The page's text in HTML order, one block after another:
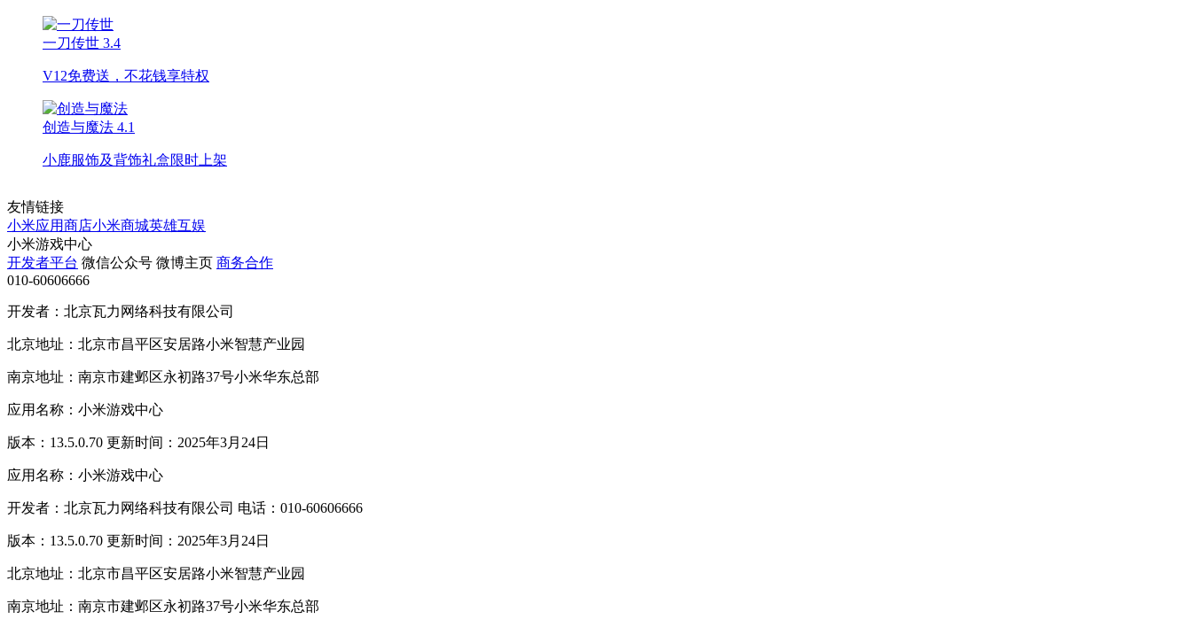
一刀传世 3.4
V12免费送，不花钱享特权
创造与魔法 4.1
小鹿服饰及背饰礼盒限时上架
友情链接
小米应用商店小米商城英雄互娱
小米游戏中心
开发者平台 微信公众号 微博主页 商务合作
010-60606666
开发者：北京瓦力网络科技有限公司
北京地址：北京市昌平区安居路小米智慧产业园
南京地址：南京市建邺区永初路37号小米华东总部
应用名称：小米游戏中心
版本：13.5.0.70 更新时间：2025年3月24日
应用名称：小米游戏中心
开发者：北京瓦力网络科技有限公司 电话：010-60606666
版本：13.5.0.70 更新时间：2025年3月24日
北京地址：北京市昌平区安居路小米智慧产业园
南京地址：南京市建邺区永初路37号小米华东总部